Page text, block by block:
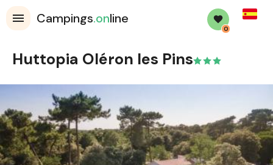
Campings.online
0
Huttopia Oléron les Pins